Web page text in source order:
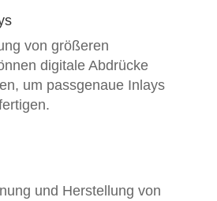
von größeren
digitale Abdrücke
um passgenaue Inlays
und Herstellung von